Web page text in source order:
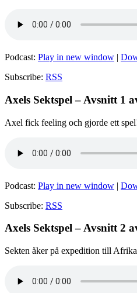
Podcast: Play in new window |
Subscribe: RSS
Axels Sektspel – Avsnitt 1
Axel fick feeling och gjorde ett
Podcast: Play in new window |
Subscribe: RSS
Axels Sektspel – Avsnitt 2
Sekten åker på expedition till